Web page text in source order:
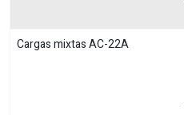
Cargas mixtas AC-22A